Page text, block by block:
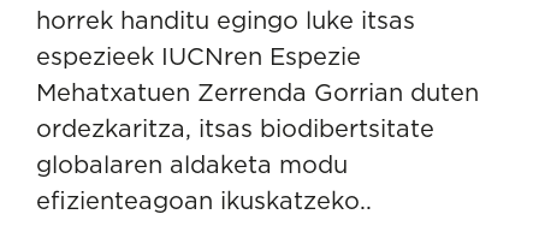
horrek handitu egingo luke itsas
espezieek IUCNren Espezie
Mehatxatuen Zerrenda Gorrian duten
ordezkaritza, itsas biodibertsitate
globalaren aldaketa modu
efizienteagoan ikuskatzeko..